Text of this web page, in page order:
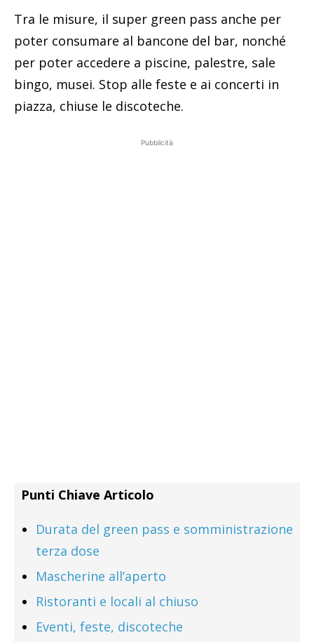
Tra le misure, il super green pass anche per
poter consumare al bancone del bar, nonché
per poter accedere a piscine, palestre, sale
bingo, musei. Stop alle feste e ai concerti in
piazza, chiuse le discoteche.
Pubblicità
Punti Chiave Articolo
Durata del green pass e somministrazione
terza dose
Mascherine all’aperto
Ristoranti e locali al chiuso
Eventi, feste, discoteche